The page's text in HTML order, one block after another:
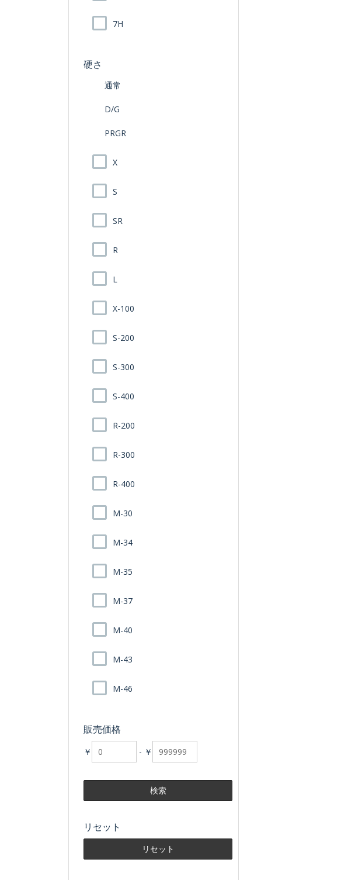
7H
硬さ
通常
D/G
PRGR
X
S
SR
R
L
X-100
S-200
S-300
S-400
R-200
R-300
R-400
M-30
M-34
M-35
M-37
M-40
M-43
M-46
販売価格
￥ - ￥
リセット